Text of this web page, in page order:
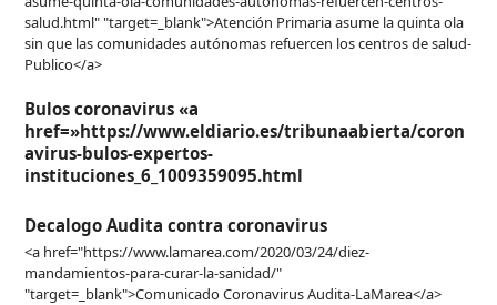
salud.html" "target=_blank">Atención Primaria asume la quinta ola
sin que las comunidades autónomas refuercen los centros de salud-
Publico</a>
Bulos coronavirus «a
href=»https://www.eldiario.es/tribunaabierta/coron
avirus-bulos-expertos-
instituciones_6_1009359095.html
Decalogo Audita contra coronavirus
<a href="https://www.lamarea.com/2020/03/24/diez-
mandamientos-para-curar-la-sanidad/"
"target=_blank">Comunicado Coronavirus Audita-LaMarea</a>